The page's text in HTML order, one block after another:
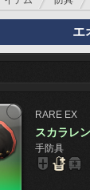
エ
RARE EX
スカラレ
手防具